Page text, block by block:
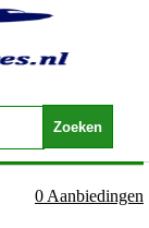
0 Aanbiedingen